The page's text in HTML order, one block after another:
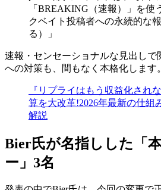
「BREAKING（速報）」を使
クベイト投稿者への永続的な
る）」
速報・センセーショナルな見出しで
への対策も、間もなく本格化します。
『リプライはもう収益化され
算を大改革!2026年最新の仕組
解説
Bier氏が名指しした「
ー」3名